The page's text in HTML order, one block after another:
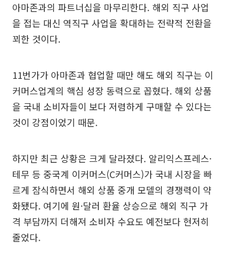
아마존과의 파트너십을 마무리한다. 해외 직구 사업
을 접는 대신 역직구 사업을 확대하는 전략적 전환을
꾀한 것이다.
11번가가 아마존과 협업할 때만 해도 해외 직구는 이
커머스업계의 핵심 성장 동력으로 꼽혔다. 해외 상품
을 국내 소비자들이 보다 저렴하게 구매할 수 있다는
것이 강점이었기 때문.
하지만 최근 상황은 크게 달라졌다. 알리익스프레스·
테무 등 중국계 이커머스(C커머스)가 국내 시장을 빠
르게 잠식하면서 해외 상품 중개 모델의 경쟁력이 약
화됐다. 여기에 원·달러 환율 상승으로 해외 직구 가
격 부담까지 더해져 소비자 수요도 예전보다 현저히
줄었다.